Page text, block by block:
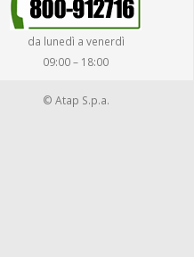
da lunedì a venerdì
09:00 – 18:00
© Atap S.p.a.